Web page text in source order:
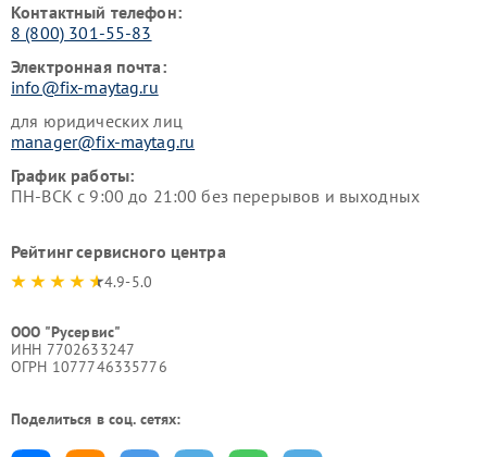
Контактный телефон:
8 (800) 301-55-83
Электронная почта:
info@fix-maytag.ru
для юридических лиц
manager@fix-maytag.ru
График работы:
ПН-ВСК с 9:00 до 21:00 без перерывов и выходных
Рейтинг сервисного центра
4.9-5.0
ООО "Русервис"
ИНН 7702633247
ОГРН 1077746335776
Поделиться в соц. сетях: